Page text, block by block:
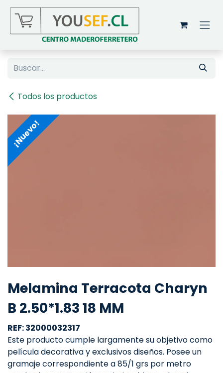
Ir al contenido
Todos los productos
¡Nuevo!
Melamina Terracota Charyn
B 2.50*1.83 18 MM
REF: 32000032317
Este producto cumple largamente su objetivo como
película decorativa y exclusivos diseños. Posee un
gramaje correspondiente a 85/1 grs por metro